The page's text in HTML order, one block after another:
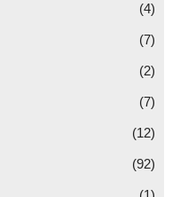
(4)
(7)
(2)
(7)
(12)
(92)